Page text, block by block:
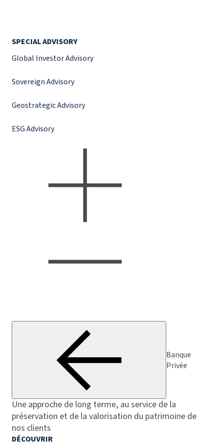
SPECIAL ADVISORY
Global Investor Advisory
Sovereign Advisory
Geostrategic Advisory
ESG Advisory
Banque
Privée
Une approche de long terme, au service de la
préservation et de la valorisation du patrimoine de
nos clients
DÉCOUVRIR